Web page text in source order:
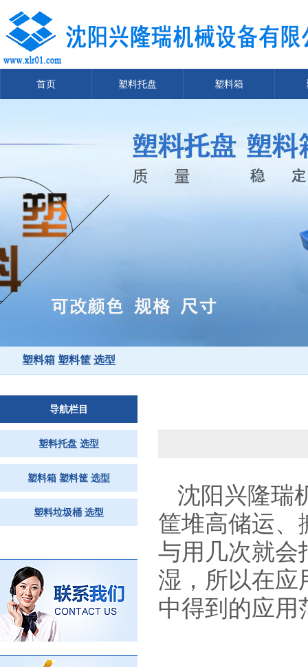
首页 塑料托盘 塑料箱
塑料箱 塑料筐 选型
导航栏目
塑料托盘 选型
塑料箱 塑料筐 选型
塑料垃圾桶 选型
沈阳兴隆瑞
筐堆高储运、
与用几次就会
湿，所以在应
中得到的应用